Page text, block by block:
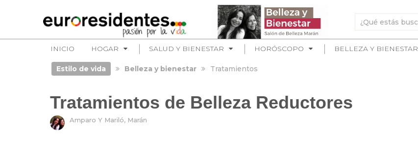
INICIO HOGAR SALUD Y BIENESTAR HORÓSCOPO BELLEZA Y BIENESTAR
Estilo de vida Belleza y bienestar Tratamientos
Tratamientos de Belleza Reductores
Amparo Y Mariló, Marán